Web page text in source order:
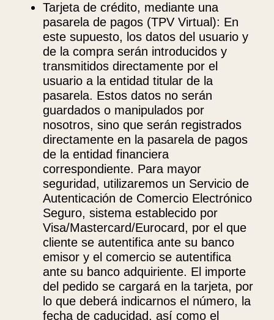
Tarjeta de crédito, mediante una
pasarela de pagos (TPV Virtual): En
este supuesto, los datos del usuario y
de la compra serán introducidos y
transmitidos directamente por el
usuario a la entidad titular de la
pasarela. Estos datos no serán
guardados o manipulados por
nosotros, sino que serán registrados
directamente en la pasarela de pagos
de la entidad financiera
correspondiente. Para mayor
seguridad, utilizaremos un Servicio de
Autenticación de Comercio Electrónico
Seguro, sistema establecido por
Visa/Mastercard/Eurocard, por el que
cliente se autentifica ante su banco
emisor y el comercio se autentifica
ante su banco adquiriente. El importe
del pedido se cargará en la tarjeta, por
lo que deberá indicarnos el número, la
fecha de caducidad, así como el